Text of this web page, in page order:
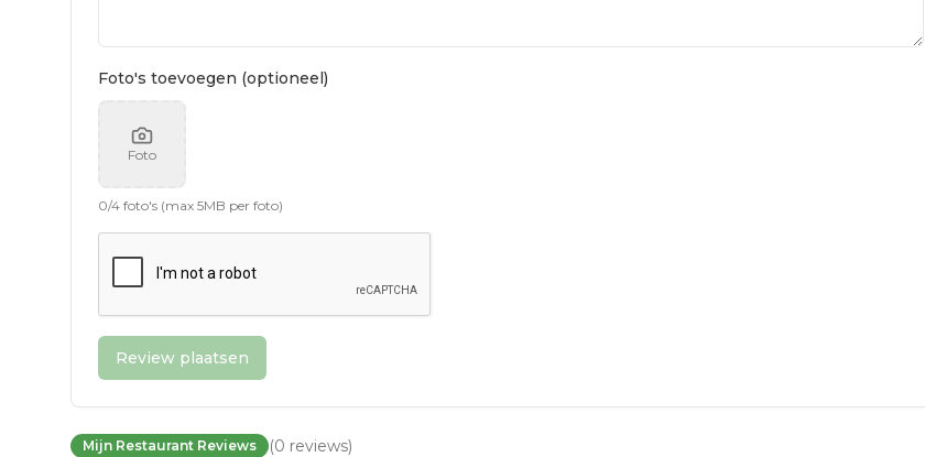
Foto's toevoegen (optioneel)
Foto
0/4 foto's (max 5MB per foto)
Review plaatsen
Mijn Restaurant Reviews (0 reviews)